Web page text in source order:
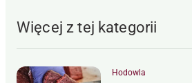
Więcej z tej kategorii
Hodowla